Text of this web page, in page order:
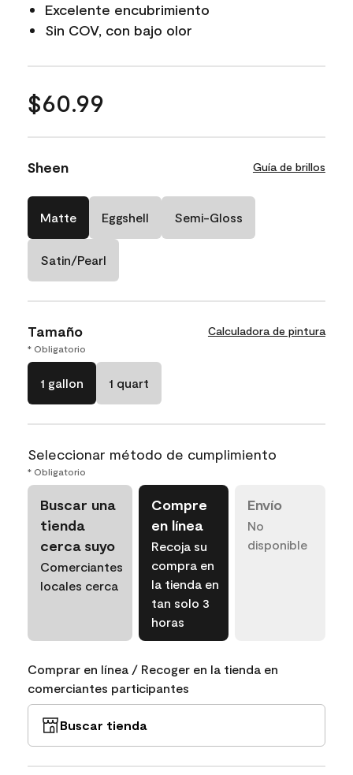
Excelente encubrimiento
Sin COV, con bajo olor
$60.99
Sheen Guía de brillos
Matte Eggshell Semi-Gloss
Satin/Pearl
Tamaño Calculadora de pintura
* Obligatorio
1 gallon 1 quart
Seleccionar método de cumplimiento
* Obligatorio
Buscar una
tienda
cerca suyo
Comerciantes
locales cerca
Compre
en línea
Recoja su
compra en
la tienda en
tan solo 3
horas
Envío
No
disponible
Comprar en línea / Recoger en la tienda en
comerciantes participantes
Buscar tienda